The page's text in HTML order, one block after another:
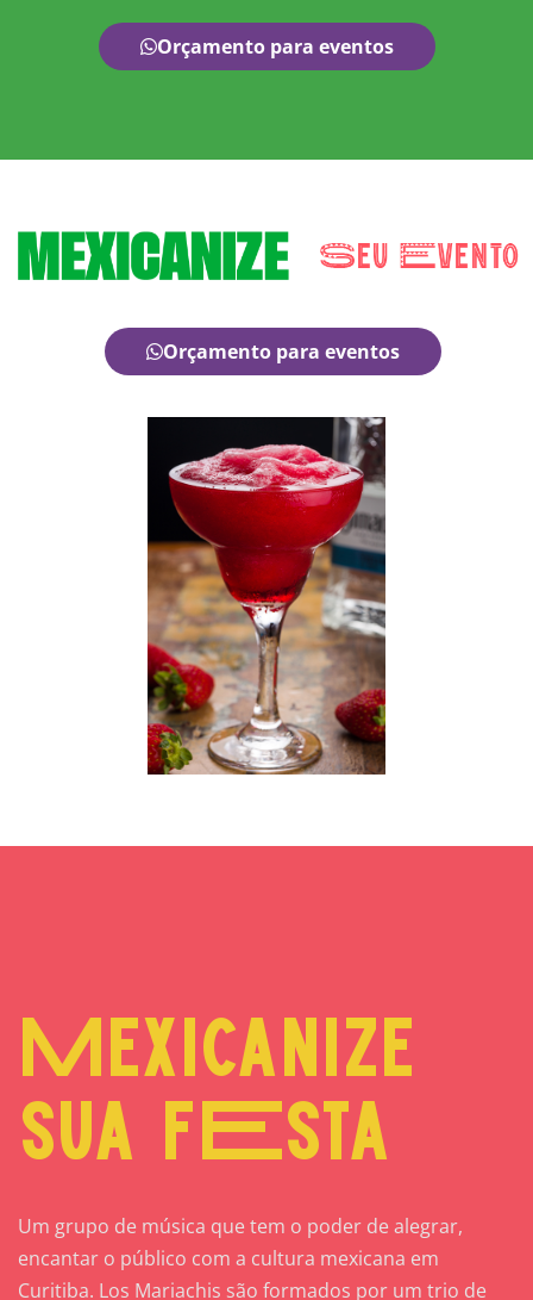
Orçamento para eventos
Orçamento para eventos
Mexicanize
sua fEsta
Um grupo de música que tem o poder de alegrar,
encantar o público com a cultura mexicana em
Curitiba. Los Mariachis são formados por um trio de